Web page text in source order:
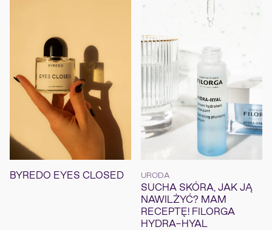
BYREDO EYES CLOSED URODA
SUCHA SKÓRA, JAK JĄ
NAWILŻYĆ? MAM
RECEPTĘ! FILORGA
HYDRA-HYAL